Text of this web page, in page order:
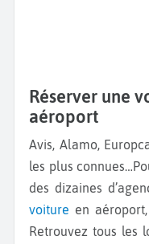
Réserver une
aéroport
Avis, Alamo, Europcar, Hertz, Sixt sont certainement
les plus
des dizaines
voiture en
Retrouvez tous les